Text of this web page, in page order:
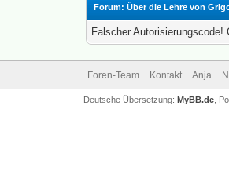
Forum: Über die Lehre von
Falscher
Foren-Team Kontakt Anja
Deutsche Übersetzung: MyBB.de,